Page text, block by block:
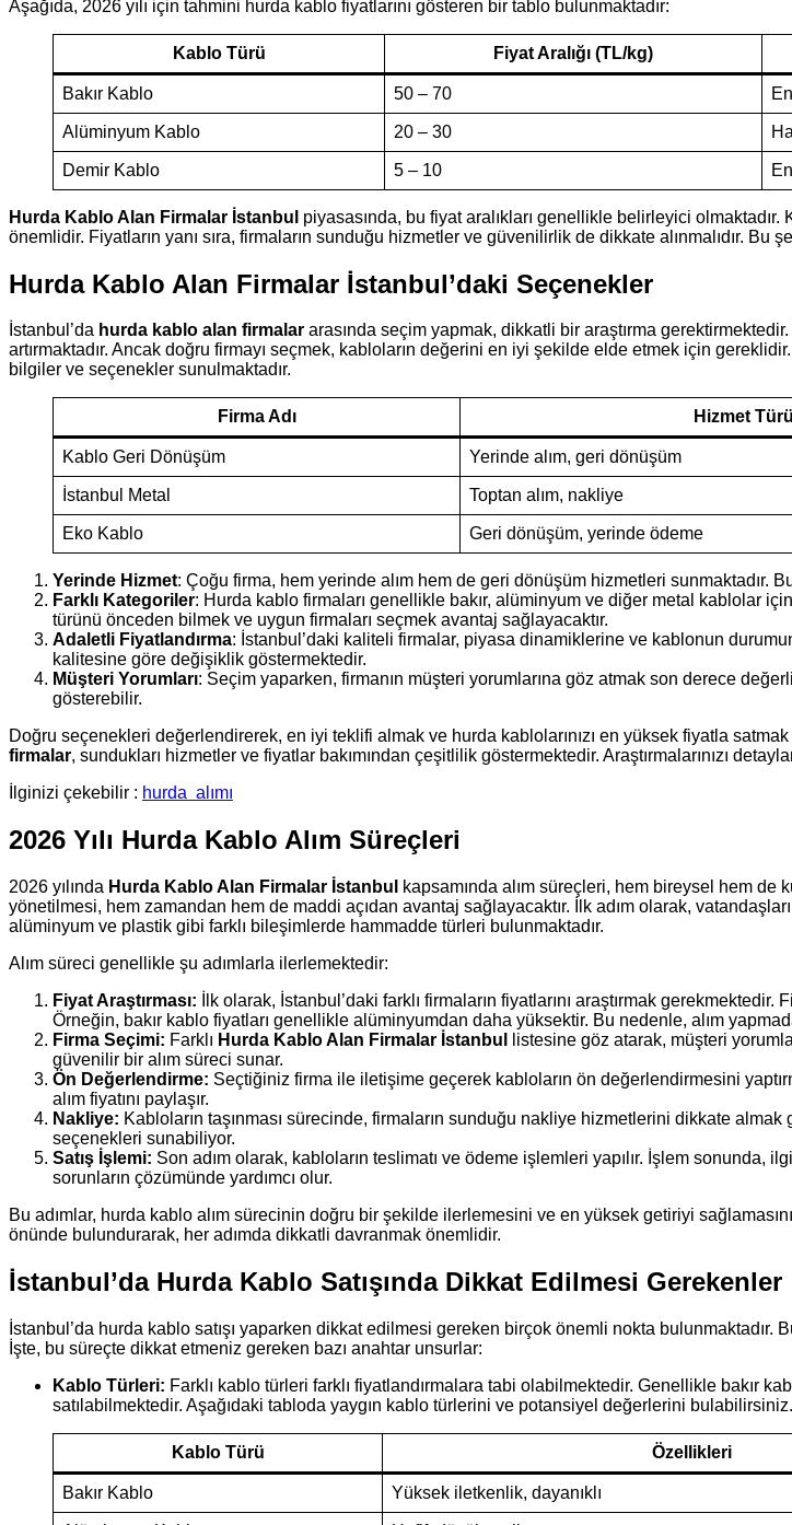
Aşağıda, 2026 yılı için tahmini hurda kablo fiyatlarını gösteren bir tablo bulunmaktadır:
Kablo Türü Fiyat Aralığı (TL/kg)
Bakır Kablo 50 – 70
Alüminyum Kablo 20 – 30
Demir Kablo 5 – 10
Hurda Kablo Alan Firmalar İstanbul piyasasında, bu fiyat aralıkları genellikle belirleyici
önemlidir. Fiyatların yanı sıra, firmaların sunduğu hizmetler ve güvenilirlik de dikkate alınmalıdır.
Hurda Kablo Alan Firmalar İstanbul’daki Seçenekler
İstanbul’da hurda kablo alan firmalar arasında seçim yapmak, dikkatli bir araştırma
artırmaktadır. Ancak doğru firmayı seçmek, kabloların değerini en iyi şekilde elde etmek için
bilgiler ve seçenekler sunulmaktadır.
Firma Adı Hizmet Türü
Kablo Geri Dönüşüm Yerinde alım, geri dönüşüm
İstanbul Metal Toptan alım, nakliye
Eko Kablo Geri dönüşüm, yerinde ödeme
Yerinde Hizmet: Çoğu firma, hem yerinde alım hem de geri dönüşüm hizmetleri sunmaktadır.
Farklı Kategoriler: Hurda kablo firmaları genellikle bakır, alüminyum ve diğer metal kablolar
türünü önceden bilmek ve uygun firmaları seçmek avantaj sağlayacaktır.
Adaletli Fiyatlandırma: İstanbul’daki kaliteli firmalar, piyasa dinamiklerine ve kablonun
kalitesine göre değişiklik göstermektedir.
Müşteri Yorumları: Seçim yaparken, firmanın müşteri yorumlarına göz atmak son derece
gösterebilir.
Doğru seçenekleri değerlendirerek, en iyi teklifi almak ve hurda kablolarınızı en yüksek fiyatla
firmalar, sundukları hizmetler ve fiyatlar bakımından çeşitlilik göstermektedir. Araştırmalarınızı
İlginizi çekebilir : hurda alımı
2026 Yılı Hurda Kablo Alım Süreçleri
2026 yılında Hurda Kablo Alan Firmalar İstanbul
kapsamında alım süreçleri, hem bireysel hem
yönetilmesi, hem zamandan hem de maddi açıdan avantaj sağlayacaktır. İlk adım olarak,
alüminyum ve plastik gibi farklı bileşimlerde hammadde türleri bulunmaktadır.
Alım süreci genellikle şu adımlarla ilerlemektedir:
Fiyat Araştırması: İlk olarak, İstanbul’daki farklı firmaların fiyatlarını araştırmak
Örneğin, bakır kablo fiyatları genellikle alüminyumdan daha yüksektir. Bu nedenle, alım
Firma Seçimi: Farklı Hurda Kablo Alan Firmalar İstanbul
listesine göz atarak, müşteri
güvenilir bir alım süreci sunar.
Ön Değerlendirme: Seçtiğiniz firma ile iletişime geçerek kabloların ön değerlendirmesini
alım fiyatını paylaşır.
Nakliye: Kabloların taşınması sürecinde, firmaların sunduğu nakliye hizmetlerini dikkate
seçenekleri sunabiliyor.
Satış İşlemi: Son adım olarak, kabloların teslimatı ve ödeme işlemleri yapılır. İşlem sonunda,
sorunların çözümünde yardımcı olur.
Bu adımlar, hurda kablo alım sürecinin doğru bir şekilde ilerlemesini ve en yüksek getiriyi
önünde bulundurarak, her adımda dikkatli davranmak önemlidir.
İstanbul’da Hurda Kablo Satışında Dikkat Edilmesi Gerekenler
İstanbul’da hurda kablo satışı yaparken dikkat edilmesi gereken birçok önemli nokta bulunmaktadır.
İşte, bu süreçte dikkat etmeniz gereken bazı anahtar unsurlar:
Kablo Türleri: Farklı kablo türleri farklı fiyatlandırmalara tabi olabilmektedir. Genellikle bakır
satılabilmektedir. Aşağıdaki tabloda yaygın kablo türlerini ve potansiyel değerlerini bulabilirsiniz.
Kablo Türü Özellikleri
Bakır Kablo Yüksek iletkenlik, dayanıklı